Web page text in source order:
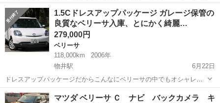
す。 本当に内装外装とも綺麗ですので、ぜひ現車確認でご覧くださ
い。綺麗なワイン色に惹かれます。 純正ナビ フルセグTV バックカメ
ラ スマ...
千葉 船橋市 ベリーサ 車両
1.5Cドレスアップパッケージ ガレージ保管の
良質なベリーサ入庫、とにかく綺麗…
279,000円
ベリーサ
118,000km
2006年
物井駅
6月22日
ドレスアップパッケージだからこんなにベリーサの中でもオシャレで
カッコイイのです。ヘッドライドも曇り無
千葉 佐倉市 物井駅 ベリーサ
マツダ ベリーサ Ｃ ナビ バックカメラ キ